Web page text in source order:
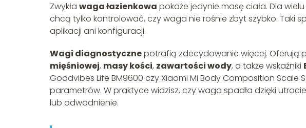
Zwykła waga łazienkowa pokaże jedynie masę ciała. Dla
chcą tylko kontrolować, czy waga nie rośnie zbyt szybko. Taki
aplikacji ani konfiguracji.
Wagi diagnostycznepotrafią zdecydowanie więcej. Oferują
mięśniowej, masy kości, zawartości wody, a także wskaźniki
Goodvibes Life BM9600 czy Xiaomi Mi Body Composition Scale
parametrów. W praktyce widzisz, czy waga spadła dzięki
lub odwodnienie.